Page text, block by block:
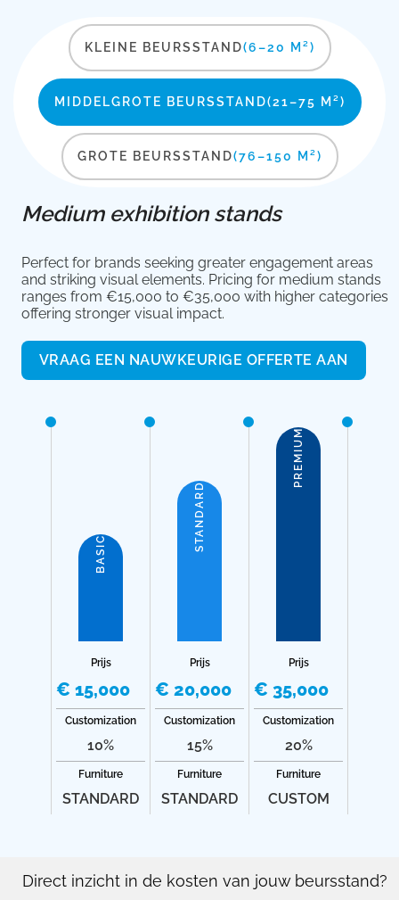
KLEINE BEURSSTAND(6–20 M²)
MIDDELGROTE BEURSSTAND(21–75 M²)
GROTE BEURSSTAND(76–150 M²)
Medium exhibition stands
Perfect for brands seeking greater engagement areas
and striking visual elements. Pricing for medium stands
ranges from €15,000 to €35,000 with higher categories
offering stronger visual impact.
VRAAG EEN NAUWKEURIGE OFFERTE AAN
BASIC
Prijs
€ 15,000
Customization
10%
Furniture
STANDARD
STANDARD
Prijs
€ 20,000
Customization
15%
Furniture
STANDARD
PREMIUM
Prijs
€ 35,000
Customization
20%
Furniture
CUSTOM
Direct inzicht in de kosten van jouw beursstand?